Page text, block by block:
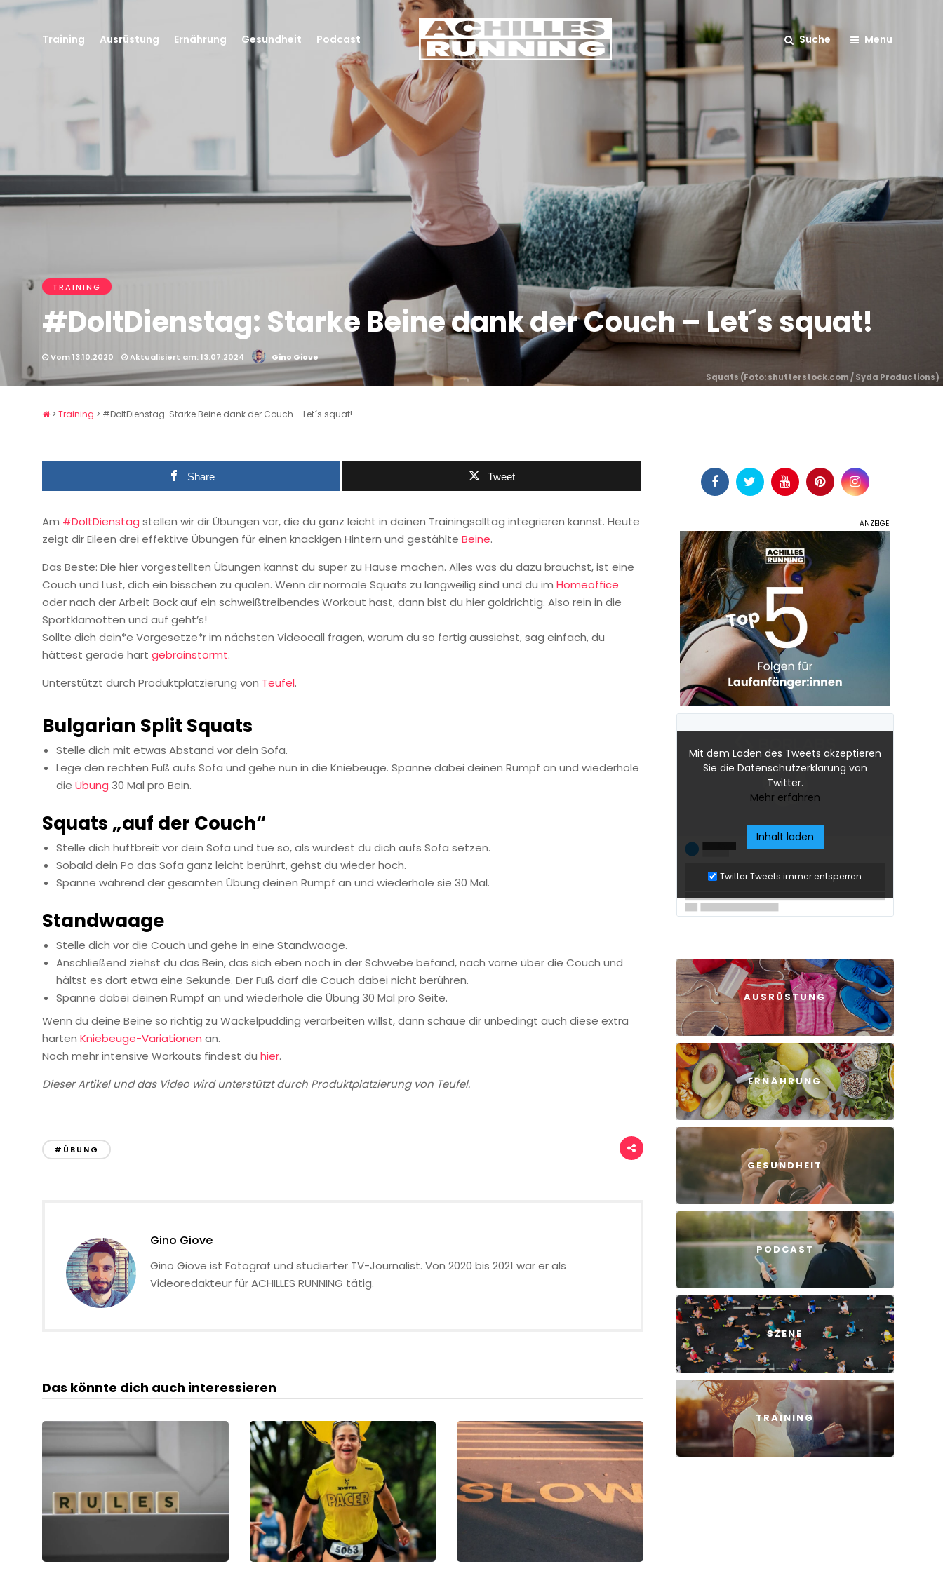
Training Ausrüstung Ernährung Gesundheit Podcast Suche Menu
TRAINING
#DoItDienstag: Starke Beine dank der Couch – Let´s squat!
Vom 13.10.2020 Aktualisiert am: 13.07.2024
Gino Giove
Squats (Foto: shutterstock.com / Syda Productions)
> Training > #DoItDienstag: Starke Beine dank der Couch – Let´s squat!
Share Tweet
Am #DoItDienstag stellen wir dir Übungen vor, die du ganz leicht in deinen Trainingsalltag integrieren kannst. Heute
zeigt dir Eileen drei effektive Übungen für einen knackigen Hintern und gestählte Beine.
Das Beste: Die hier vorgestellten Übungen kannst du super zu Hause machen. Alles was du dazu brauchst, ist eine
Couch und Lust, dich ein bisschen zu quälen. Wenn dir normale Squats zu langweilig sind und du im Homeoffice
oder nach der Arbeit Bock auf ein schweißtreibendes Workout hast, dann bist du hier goldrichtig. Also rein in die
Sportklamotten und auf geht’s!
Sollte dich dein*e Vorgesetze*r im nächsten Videocall fragen, warum du so fertig aussiehst, sag einfach, du
hättest gerade hart gebrainstormt.
Unterstützt durch Produktplatzierung von Teufel.
Bulgarian Split Squats
Stelle dich mit etwas Abstand vor dein Sofa.
Lege den rechten Fuß aufs Sofa und gehe nun in die Kniebeuge. Spanne dabei deinen Rumpf an und wiederhole
die Übung 30 Mal pro Bein.
Squats „auf der Couch“
Stelle dich hüftbreit vor dein Sofa und tue so, als würdest du dich aufs Sofa setzen.
Sobald dein Po das Sofa ganz leicht berührt, gehst du wieder hoch.
Spanne während der gesamten Übung deinen Rumpf an und wiederhole sie 30 Mal.
Standwaage
Stelle dich vor die Couch und gehe in eine Standwaage.
Anschließend ziehst du das Bein, das sich eben noch in der Schwebe befand, nach vorne über die Couch und
hältst es dort etwa eine Sekunde. Der Fuß darf die Couch dabei nicht berühren.
Spanne dabei deinen Rumpf an und wiederhole die Übung 30 Mal pro Seite.
Wenn du deine Beine so richtig zu Wackelpudding verarbeiten willst, dann schaue dir unbedingt auch diese extra
harten Kniebeuge-Variationen an.
Noch mehr intensive Workouts findest du hier.
Dieser Artikel und das Video wird unterstützt durch Produktplatzierung von Teufel.
#ÜBUNG
Gino Giove
Gino Giove ist Fotograf und studierter TV-Journalist. Von 2020 bis 2021 war er als
Videoredakteur für ACHILLES RUNNING tätig.
Das könnte dich auch interessieren
Mit dem Laden des Tweets akzeptieren
Sie die Datenschutzerklärung von
Twitter.
Mehr erfahren
Inhalt laden
Twitter Tweets immer entsperren
AUSRÜSTUNG
ERNÄHRUNG
GESUNDHEIT
PODCAST
SZENE
TRAINING